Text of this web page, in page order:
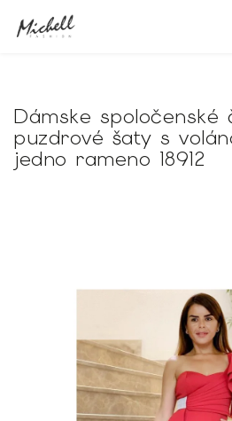
Dámske spoločenské
puzdrové šaty s
jedno rameno 18912